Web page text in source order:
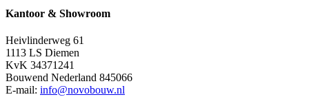
Kantoor & Showroom
Heivlinderweg 61
1113 LS Diemen
KvK 34371241
Bouwend Nederland 845066
E-mail: info@novobouw.nl